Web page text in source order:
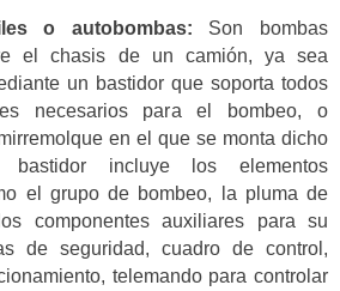
o autobombas: Son bombas
el chasis de un camión, ya sea
un bastidor que soporta todos
necesarios para el bombeo, o
en el que se monta dicho
bastidor incluye los elementos
el grupo de bombeo, la pluma de
componentes auxiliares para su
de seguridad, cuadro de control,
telemando para controlar